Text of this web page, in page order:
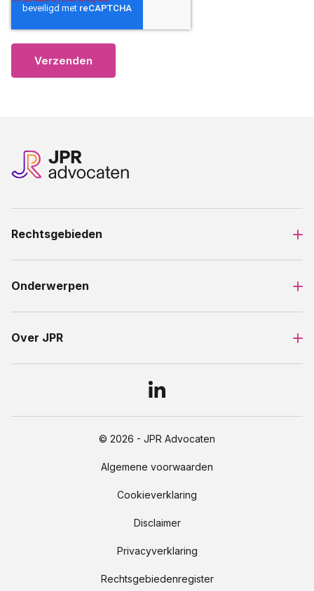
Rechtsgebieden
Onderwerpen
Over JPR
© 2026 - JPR Advocaten
Algemene voorwaarden
Cookieverklaring
Disclaimer
Privacyverklaring
Rechtsgebiedenregister